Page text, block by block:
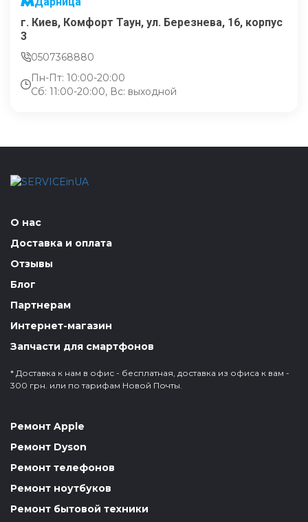
г. Киев, Комфорт Таун, ул. Березнева, 16, корпус
3
0507368880
Пн-Пт: 10:00-20:00
Сб: 11:00-20:00, Вс: выходной
О нас
Доставка и оплата
Отзывы
Блог
Партнерам
Интернет-магазин
Запчасти для смартфонов
* Доставка к нам в офис - бесплатная, доставка из офиса к вам -
300 грн. или по тарифам Новой Почты.
Ремонт Apple
Ремонт Dyson
Ремонт телефонов
Ремонт ноутбуков
Ремонт бытовой техники